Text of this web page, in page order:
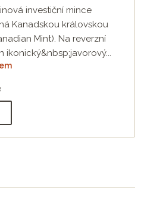
investiční mince
Kanadskou královskou
Mint). Na reverzní
ikonický&nbsp;javorový...